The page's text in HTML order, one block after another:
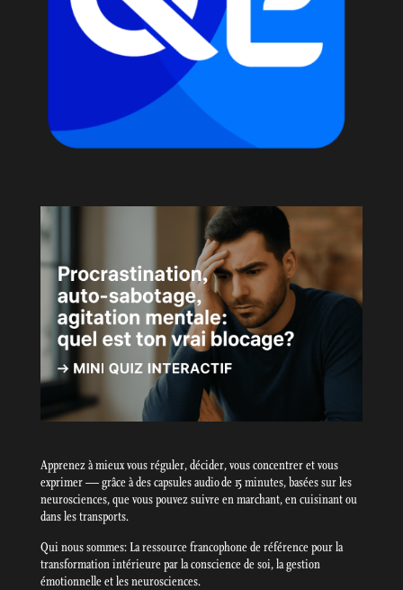
Apprenez à mieux vous réguler, décider, vous concentrer et vous
exprimer — grâce à des capsules audio de 15 minutes, basées sur les
neurosciences, que vous pouvez suivre en marchant, en cuisinant ou
dans les transports.
Qui nous sommes: La ressource francophone de référence pour la
transformation intérieure par la conscience de soi, la gestion
émotionnelle et les neurosciences.